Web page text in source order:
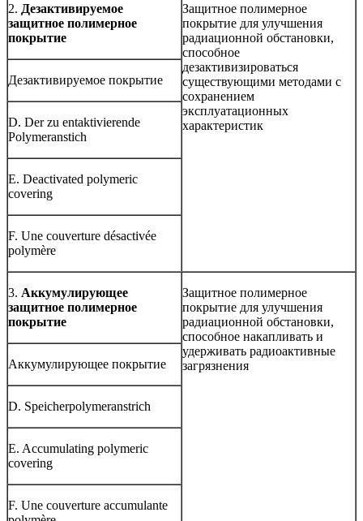
2. Дезактивируемое
защитное полимерное
покрытие
Защитное полимерное
покрытие для улучшения
радиационной обстановки,
способное
дезактивизироваться
существующими методами с
сохранением
эксплуатационных
характеристик
Дезактивируемое покрытие
D. Der zu entaktivierende
Polymeranstich
E. Deactivated polymeric
covering
F. Une couverture désactivée
polymère
3. Аккумулирующее
защитное полимерное
покрытие
Защитное полимерное
покрытие для улучшения
радиационной обстановки,
способное накапливать и
удерживать радиоактивные
загрязнения
Аккумулирующее покрытие
D. Speicherpolymeranstrich
E. Accumulating polymeric
covering
F. Une couverture accumulante